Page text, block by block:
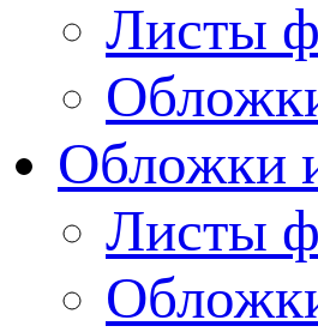
Листы
Обложки
Листы